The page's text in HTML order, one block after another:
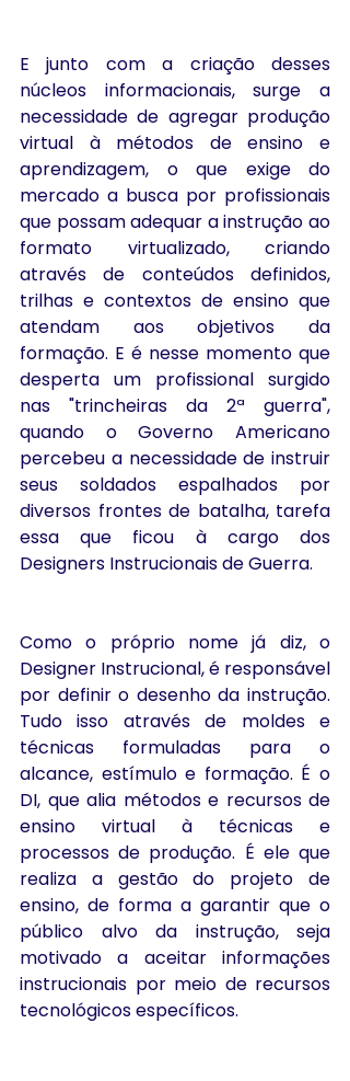
E junto com a criação desses
núcleos informacionais, surge a
necessidade de agregar produção
virtual à métodos de ensino e
aprendizagem, o que exige do
mercado a busca por profissionais
que possam adequar a instrução ao
formato virtualizado, criando
através de conteúdos definidos,
trilhas e contextos de ensino que
atendam aos objetivos da
formação. E é nesse momento que
desperta um profissional surgido
nas "trincheiras da 2ª guerra",
quando o Governo Americano
percebeu a necessidade de instruir
seus soldados espalhados por
diversos frontes de batalha, tarefa
essa que ficou à cargo dos
Designers Instrucionais de Guerra.
Como o próprio nome já diz, o
Designer Instrucional, é responsável
por definir o desenho da instrução.
Tudo isso através de moldes e
técnicas formuladas para o
alcance, estímulo e formação. É o
DI, que alia métodos e recursos de
ensino virtual à técnicas e
processos de produção. É ele que
realiza a gestão do projeto de
ensino, de forma a garantir que o
público alvo da instrução, seja
motivado a aceitar informações
instrucionais por meio de recursos
tecnológicos específicos.